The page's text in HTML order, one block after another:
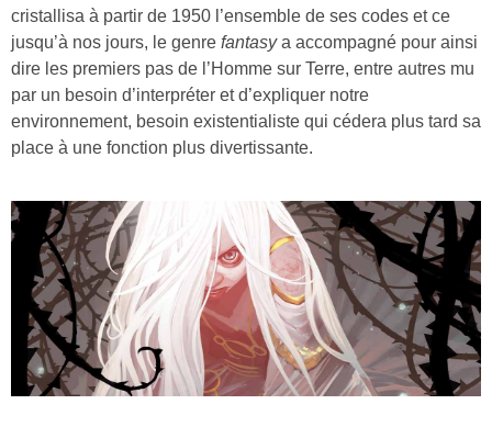
cristallisa à partir de 1950 l’ensemble de ses codes et ce
jusqu’à nos jours, le genre fantasya accompagné pour ainsi
dire les premiers pas de l’Homme sur Terre, entre autres mu
par un besoin d’interpréter et d’expliquer notre
environnement, besoin existentialiste qui cédera plus tard sa
place à une fonction plus divertissante.